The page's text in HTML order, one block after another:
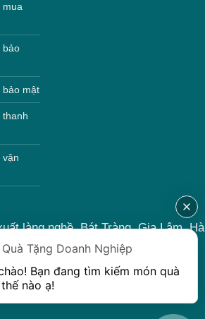
mua
bảo
bảo mật
thanh
vận
làng nghề, Bát Tràng, Gia Lâm, Hà
Nội, Việt Nam
Email: lienhe@khoqua.vn
Quà Tặng Doanh Nghiệp
Bạn đang tìm kiếm món quà
nào ạ!